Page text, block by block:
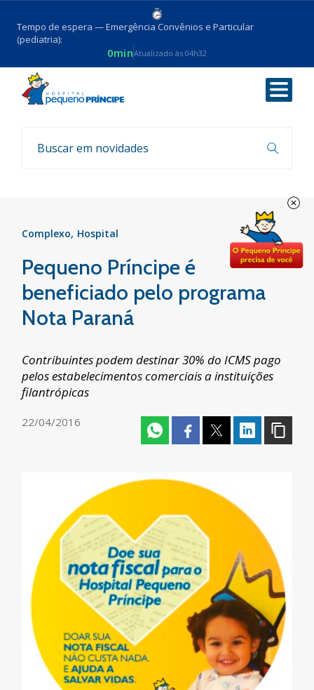
Tempo de espera — Emergência Convênios e Particular
(pediatria):
0minAtualizado às 04h32
Voltar
Notícias
Complexo Hospital
Pequeno Príncipe é
beneficiado pelo programa
Nota Paraná
Contribuintes podem destinar 30% do ICMS pago
pelos estabelecimentos comerciais a instituições
filantrópicas
22/04/2016